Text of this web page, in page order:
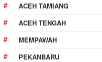
ACEH TAMIANG
ACEH TENGAH
MEMPAWAH
PEKANBARU